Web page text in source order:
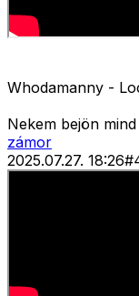
Whodamanny -
Nekem bejön
zámor
2025.07.27. 18:26#